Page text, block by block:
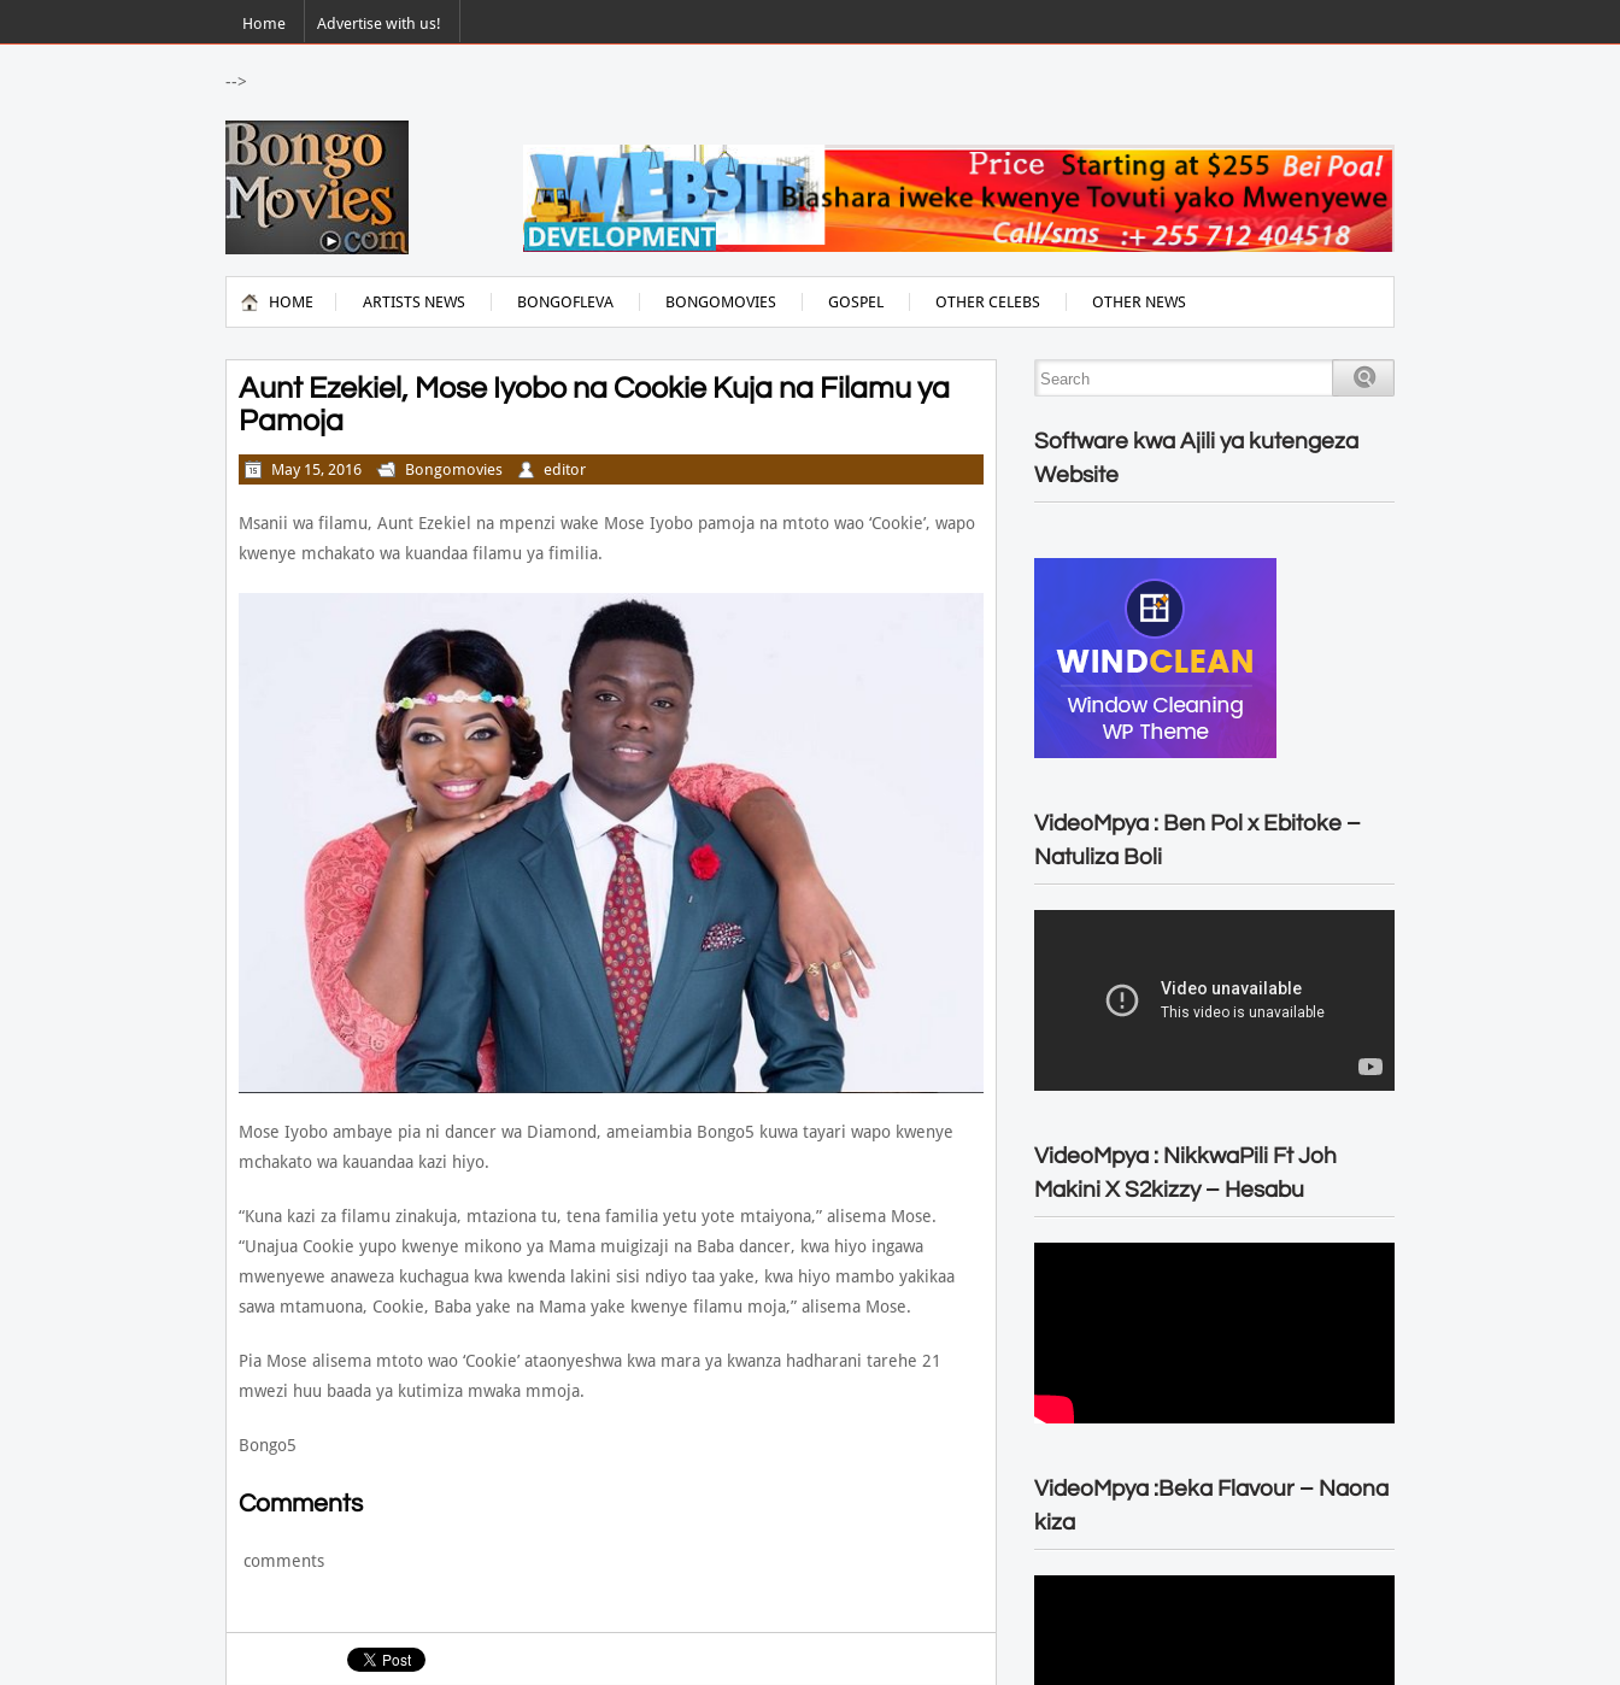
Home Advertise with us!
-->
HOME ARTISTS NEWS BONGOFLEVA BONGOMOVIES GOSPEL OTHER CELEBS OTHER NEWS
Aunt Ezekiel, Mose Iyobo na Cookie Kuja na Filamu ya
Pamoja
May 15, 2016 Bongomovies editor
Msanii wa filamu, Aunt Ezekiel na mpenzi wake Mose Iyobo pamoja na mtoto wao ‘Cookie’, wapo
kwenye mchakato wa kuandaa filamu ya fimilia.
Mose Iyobo ambaye pia ni dancer wa Diamond, ameiambia Bongo5 kuwa tayari wapo kwenye
mchakato wa kauandaa kazi hiyo.
“Kuna kazi za filamu zinakuja, mtaziona tu, tena familia yetu yote mtaiyona,” alisema Mose.
“Unajua Cookie yupo kwenye mikono ya Mama muigizaji na Baba dancer, kwa hiyo ingawa
mwenyewe anaweza kuchagua kwa kwenda lakini sisi ndiyo taa yake, kwa hiyo mambo yakikaa
sawa mtamuona, Cookie, Baba yake na Mama yake kwenye filamu moja,” alisema Mose.
Pia Mose alisema mtoto wao ‘Cookie’ ataonyeshwa kwa mara ya kwanza hadharani tarehe 21
mwezi huu baada ya kutimiza mwaka mmoja.
Bongo5
Comments
comments
Software kwa Ajili ya kutengeza
Website
VideoMpya : Ben Pol x Ebitoke –
Natuliza Boli
VideoMpya : NikkwaPili Ft Joh
Makini X S2kizzy – Hesabu
VideoMpya :Beka Flavour – Naona
kiza